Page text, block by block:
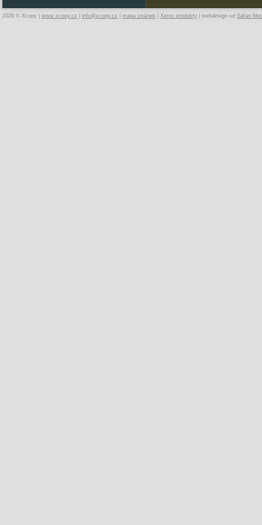
2026 © Xcopy | www.xcopy.cz info@xcopy.cz mapa stránek Xerox produkty | webdesign od Safari